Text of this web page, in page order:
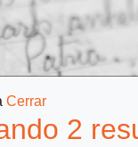
Cerrar
2